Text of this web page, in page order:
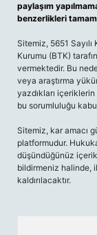
paylaşım
benzerlikleri
Sitemiz, 5651
Kurumu (BTK)
vermektedir. Bu
veya araştırma
yazdıkları
bu sorumluluğu
Sitemiz, kar amacı
platformudur.
düşündüğünüz
bildirmeniz halinde,
kaldırılacaktır.